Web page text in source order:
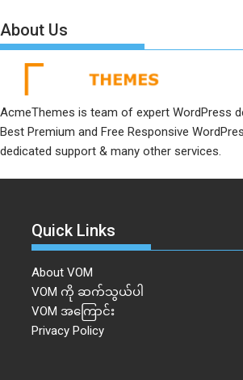
About Us
AcmeThemes is team of expert WordPress
Best Premium and Free Responsive
dedicated support & many other services.
Quick Links
About VOM
VOM ကို ဆက်သွယ်ပါ
VOM အကြောင်း
Privacy Policy